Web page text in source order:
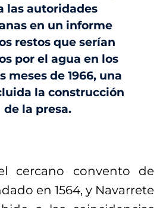
las autoridades
en un informe
restos que serían
por el agua en los
meses de 1966, una
la construcción
de la presa.
cercano convento de
en 1564, y Navarrete